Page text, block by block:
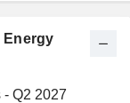
Energy
Q2 2027